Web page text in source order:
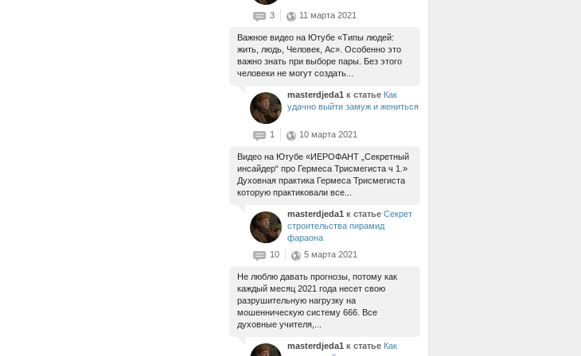
3 11 марта 2021
Важное видео на Ютубе «Типы людей:
жить, людь, Человек, Ас». Особенно это
важно знать при выборе пары. Без этого
человеки не могут создать...
masterdjeda1 к статье Как
удачно выйти замуж и жениться
1 10 марта 2021
Видео на Ютубе «ИЕРОФАНТ „Секретный
инсайдер“ про Гермеса Трисмегиста ч 1.»
Духовная практика Гермеса Трисмегиста
которую практиковали все...
masterdjeda1 к статье Секрет
строительства пирамид
фараона
10
5 марта 2021
Не люблю давать прогнозы, потому как
каждый месяц 2021 года несет свою
разрушительную нагрузку на
мошенническую систему 666. Все
духовные учителя,...
masterdjeda1 к статье Как